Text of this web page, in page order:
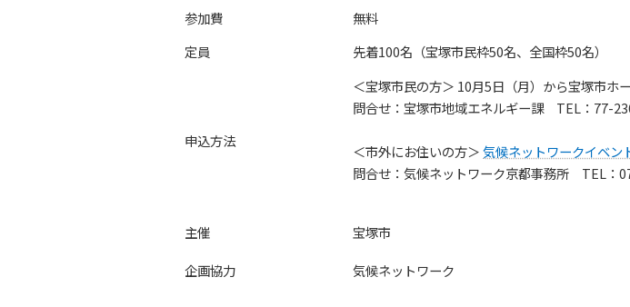
参加費
無料
定員
先着100名（宝塚市民枠50名、全国枠50名）
申込方法
＜宝塚市民の方＞ 10月5日（月）から宝塚市ホ
問合せ：宝塚市地域エネルギー課 TEL：77-
＜市外にお住いの方＞気候ネットワークイベン
問合せ：気候ネットワーク京都事務所 TEL：
主催
宝塚市
企画協力
気候ネットワーク